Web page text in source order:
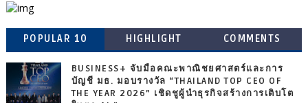
POPULAR 10 HIGHLIGHT COMMENTS
BUSINESS+ จับมือคณะพาณิชยศาสตร์และการ
บัญชี มธ. มอบรางวัล “THAILAND TOP CEO OF
THE YEAR 2026” เชิดชูผู้นำธุรกิจสร้างการเติบโต